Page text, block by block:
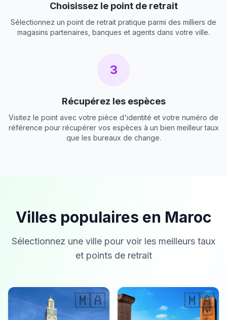
Choisissez le point de retrait
Sélectionnez un point de retrait pratique parmi des milliers de
magasins partenaires, banques et agents dans votre ville.
3
Récupérez les espèces
Visitez le point avec votre pièce d'identité et votre numéro de
référence pour récupérer vos espèces à un bien meilleur taux
que les bureaux de change.
Villes populaires en Maroc
Sélectionnez une ville pour voir les meilleurs taux
et points de retrait
🇲🇦 🇲🇦